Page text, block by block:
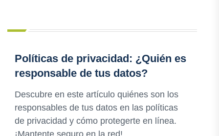
Políticas de privacidad: ¿Quién es
responsable de tus datos?
Descubre en este artículo quiénes son los
responsables de tus datos en las políticas
de privacidad y cómo protegerte en línea.